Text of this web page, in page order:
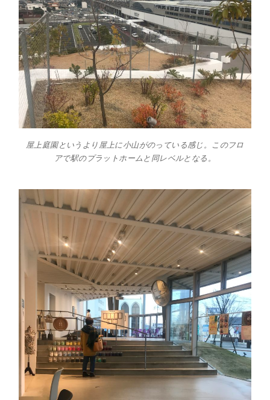
屋上庭園というより屋上に小山がのっている感じ。このフロ
アで駅のプラットホームと同レベルとなる。